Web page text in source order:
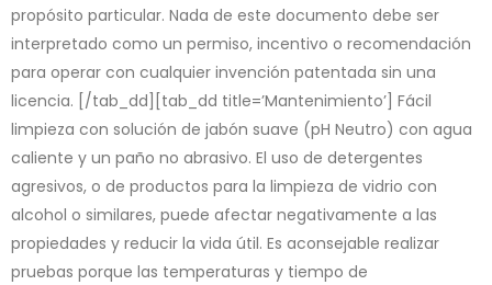
propósito particular. Nada de este documento debe ser
interpretado como un permiso, incentivo o recomendación
para operar con cualquier invención patentada sin una
licencia. [/tab_dd][tab_dd title=’Mantenimiento’] Fácil
limpieza con solución de jabón suave (pH Neutro) con agua
caliente y un paño no abrasivo. El uso de detergentes
agresivos, o de productos para la limpieza de vidrio con
alcohol o similares, puede afectar negativamente a las
propiedades y reducir la vida útil. Es aconsejable realizar
pruebas porque las temperaturas y tiempo de